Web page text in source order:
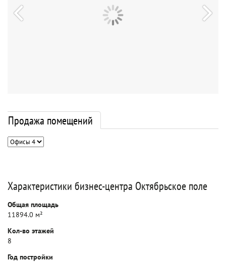
Продажа помещений
Характеристики бизнес-центра Октябрьское поле
Общая площадь
11894.0 м²
Кол-во этажей
8
Год постройки